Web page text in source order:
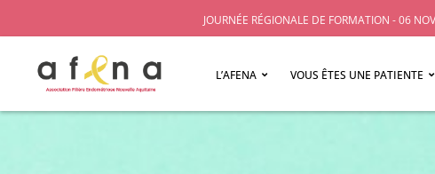
JOURNÉE RÉGIONALE DE FORMATION - 06
L’AFENA VOUS ÊTES UNE PATIENTE